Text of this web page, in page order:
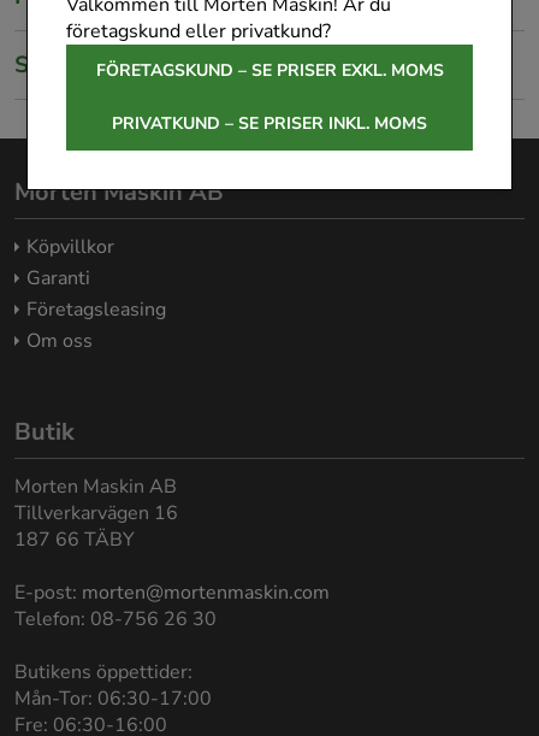
företagskund eller privatkund?
FÖRETAGSKUND – SE PRISER EXKL. MOMS
PRIVATKUND – SE PRISER INKL. MOMS
Specifikationer
Morten Maskin AB
Köpvillkor
Garanti
Företagsleasing
Om oss
Butik
Morten Maskin AB
Tillverkarvägen 16
187 66 TÄBY
E-post: morten@mortenmaskin.com
Telefon: 08-756 26 30
Butikens öppettider:
Mån-Tor: 06:30-17:00
Fre: 06:30-16:00